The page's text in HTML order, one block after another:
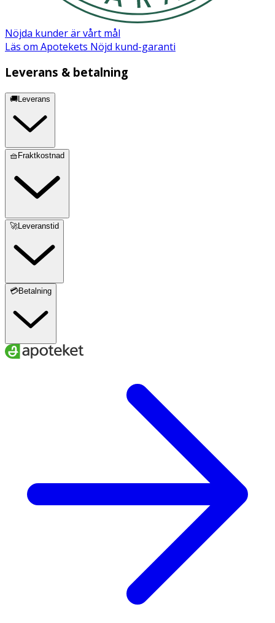
Nöjda kunder är vårt mål
Läs om Apotekets Nöjd kund-garanti
Leverans & betalning
🚚Leverans
🧺Fraktkostnad
🚀Leveranstid
💳Betalning